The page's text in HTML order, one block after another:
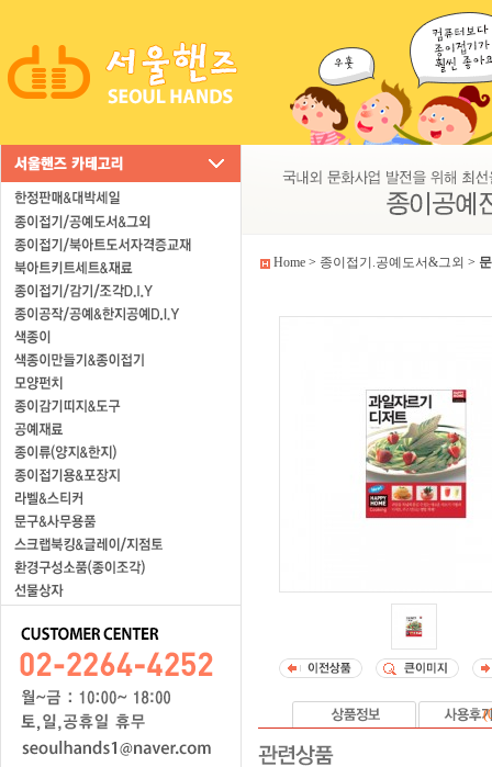
Home > 종이접기.공예도서&그외 >
(